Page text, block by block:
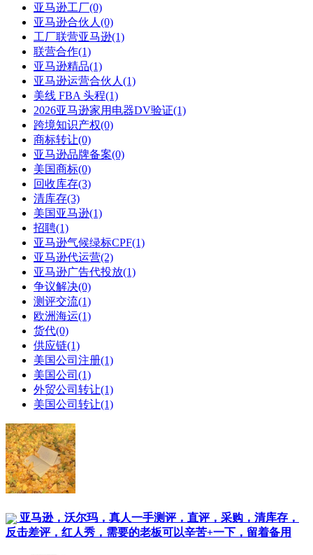
亚马逊工厂(0)
亚马逊合伙人(0)
工厂联营亚马逊(1)
联营合作(1)
亚马逊精品(1)
亚马逊运营合伙人(1)
美线 FBA 头程(1)
2026亚马逊家用电器DV验证(1)
跨境知识产权(0)
商标转让(0)
亚马逊品牌备案(0)
美国商标(0)
回收库存(3)
清库存(3)
美国亚马逊(1)
招聘(1)
亚马逊气候绿标CPF(1)
亚马逊代运营(2)
亚马逊广告代投放(1)
争议解决(0)
测评交流(1)
欧洲海运(1)
货代(0)
供应链(1)
美国公司注册(1)
美国公司(1)
外贸公司转让(1)
美国公司转让(1)
亚马逊，沃尔玛，真人一手测评，直评，采购，清库存，
反击差评，红人秀，需要的老板可以辛苦+一下，留着备用